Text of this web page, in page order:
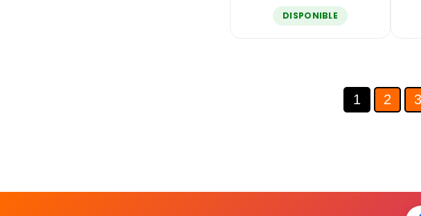
DISPONIBLE
1 2 3